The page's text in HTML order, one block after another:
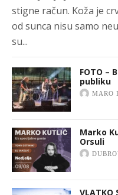
stigne račun. Koža je
od sunca nisu samo
su...
FOTO –
publiku
MARO
Marko
Orsuli
VLATKO